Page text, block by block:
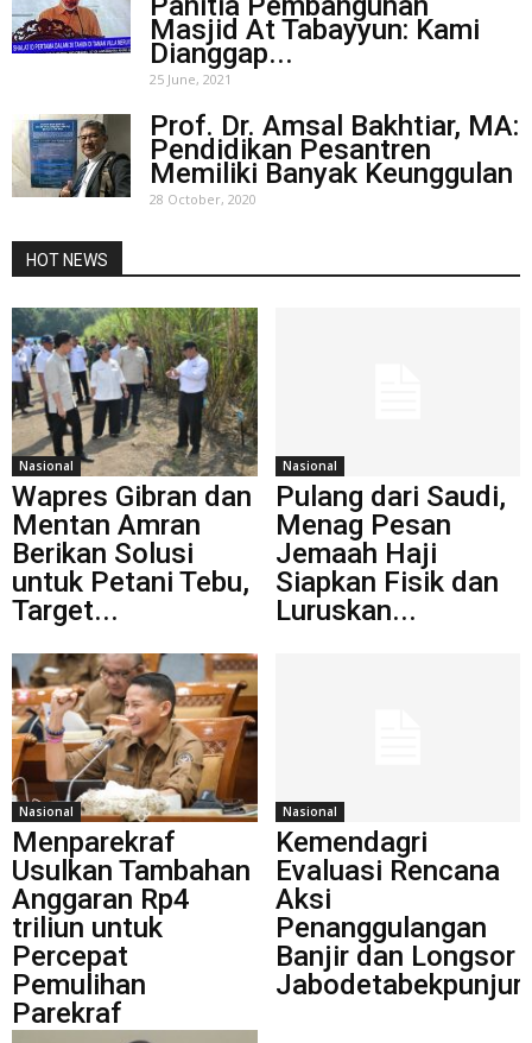
Masjid At Tabayyun: Kami
Dianggap...
25 June, 2021
Prof. Dr. Amsal Bakhtiar, MA:
Pendidikan Pesantren
Memiliki Banyak Keunggulan
28 October, 2020
HOT NEWS
Nasional
Wapres Gibran dan
Mentan Amran
Berikan Solusi
untuk Petani Tebu,
Target...
Nasional
Pulang dari Saudi,
Menag Pesan
Jemaah Haji
Siapkan Fisik dan
Luruskan...
Nasional
Menparekraf
Usulkan Tambahan
Anggaran Rp4
triliun untuk
Percepat
Pemulihan
Parekraf
Nasional
Kemendagri
Evaluasi Rencana
Aksi
Penanggulangan
Banjir dan Longsor
Jabodetabekpunjur